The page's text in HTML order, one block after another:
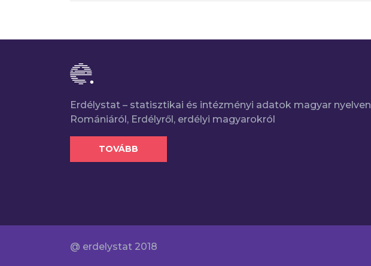
Erdélystat – statisztikai és intézményi adatok magyar nyelven
Romániáról, Erdélyről, erdélyi magyarokról
TOVÁBB
@ erdelystat 2018